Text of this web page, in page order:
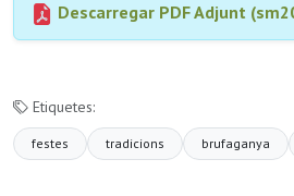
Descarregar PDF Adjunt
Etiquetes:
festes tradicions brufaganya